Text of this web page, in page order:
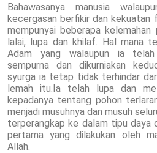
Bahawasanya manusia
kecergasan berfikir dan
mempunyai beberapa
lalai, lupa dan khilaf. Hal mana
Adam yang walaupun ia
sempurna dan dikurniakan
syurga ia tetap tidak terhindar
lemah itu.Ia telah lupa dan
kepadanya tentang pohon
menjadi musuhnya dan musuh
terperangkap ke dalam tipu daya
pertama yang dilakukan oleh
Allah.